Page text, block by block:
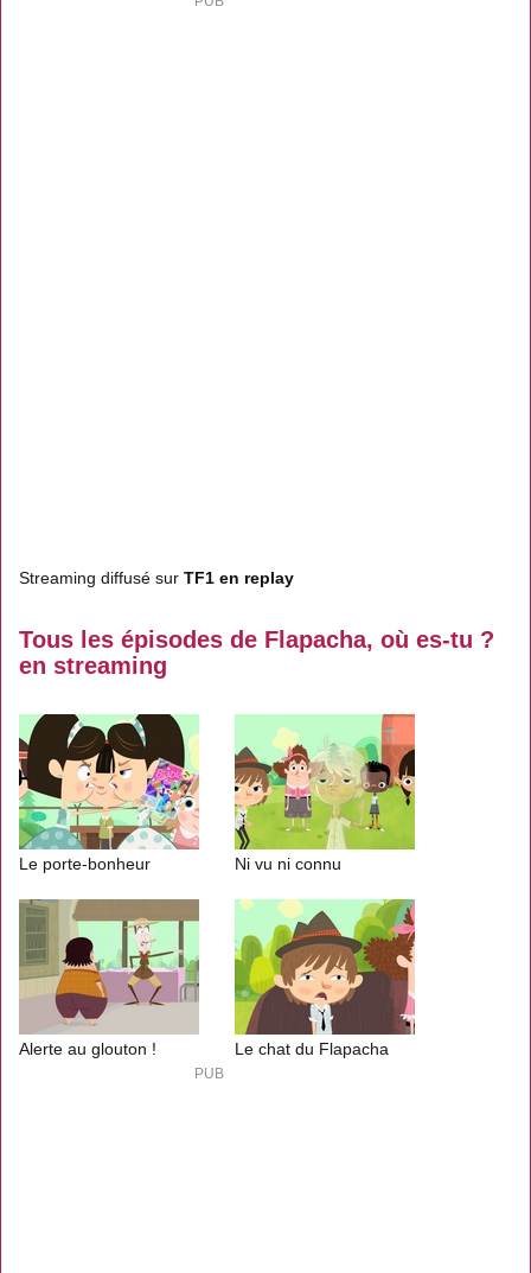
Streaming diffusé sur TF1 en replay
Tous les épisodes de Flapacha, où es-tu ?
en streaming
Le porte-bonheur Ni vu ni connu
Alerte au glouton ! Le chat du Flapacha